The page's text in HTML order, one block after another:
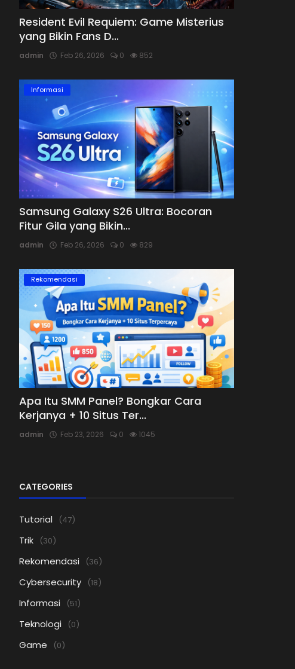
Resident Evil Requiem: Game Misterius
yang Bikin Fans D...
admin Feb 26, 2026 0 852
Informasi
Samsung Galaxy S26 Ultra: Bocoran
Fitur Gila yang Bikin...
admin Feb 26, 2026 0 829
Rekomendasi
Apa Itu SMM Panel? Bongkar Cara
Kerjanya + 10 Situs Ter...
admin Feb 23, 2026 0 1045
CATEGORIES
Tutorial (47)
Trik (30)
Rekomendasi (36)
Cybersecurity (18)
Informasi (51)
Teknologi (0)
Game (0)